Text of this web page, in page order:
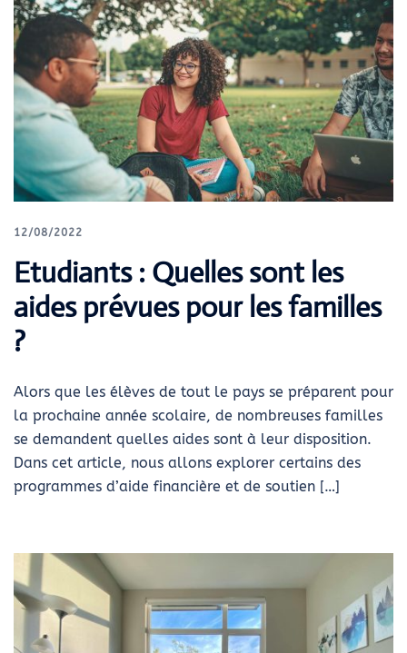
12/08/2022
Etudiants : Quelles sont les
aides prévues pour les familles
?
Alors que les élèves de tout le pays se préparent pour
la prochaine année scolaire, de nombreuses familles
se demandent quelles aides sont à leur disposition.
Dans cet article, nous allons explorer certains des
programmes d’aide financière et de soutien […]